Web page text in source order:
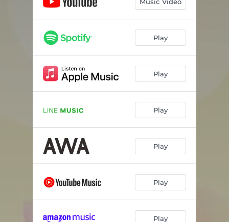
Play
Play
Play
Play
Play
Play